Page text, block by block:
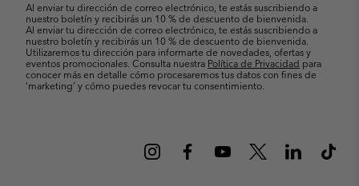
Al enviar tu dirección de correo electrónico, te estás suscribiendo a
nuestro boletín y recibirás un 10 % de descuento de bienvenida.
Al enviar tu dirección de correo electrónico, te estás suscribiendo a
nuestro boletín y recibirás un 10 % de descuento de bienvenida.
Utilizaremos tu dirección para informarte de novedades, ofertas y
eventos promocionales. Consulta nuestra Política de Privacidad para
conocer más en detalle cómo procesaremos tus datos con fines de
’marketing’ y cómo puedes revocar tu consentimiento.